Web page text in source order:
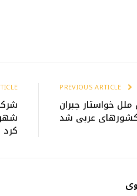
ملل خواستار جبران
عربی شد
کرد